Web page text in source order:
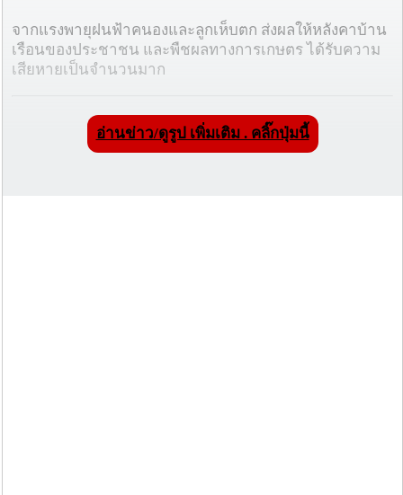
จากแรงพายุฝนฟ้าคนองและลูกเห็บตก ส่งผลให้หลังคาบ้าน
เรือนของประชาชน และพืชผลทางการเกษตร ได้รับความ
เสียหายเป็นจำนวนมาก
อ่านข่าว/ดูรูป เพิ่มเติม . คลิ๊กปุ่มนี้